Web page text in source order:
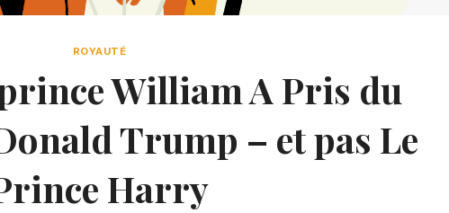
ROYAUTÉ
William A Pris du
Trump – et pas Le
Harry